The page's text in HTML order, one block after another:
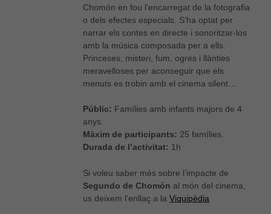
Chomón en fou l’encarregat de la fotografia
o dels efectes especials. S’ha optat per
narrar els contes en directe i sonoritzar-los
amb la música composada per a ells.
Princeses, misteri, fum, ogres i llànties
meravelloses per aconseguir que els
menuts es trobin amb el cinema silent…
Públic: Famílies amb infants majors de 4
anys.
Màxim de participants: 25 famílies.
Durada de l’activitat: 1h
Si voleu saber més sobre l’impacte de
Segundo de Chomón al món del cinema,
us deixem l’enllaç a laViquipèdia